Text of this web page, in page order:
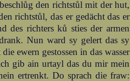
den richtstůl mit der hut,
richtstůl, das er gedächt das er
des richters ků sties der armen
Nun ward sy gelert das sy
ewern gestossen in das wasser
gib ain urtayl das du mir mein
ertrenkt. Do sprach die fraw: